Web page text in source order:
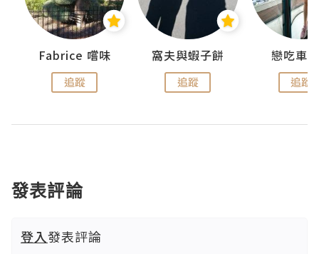
Fabrice 嚐味
追蹤
窩夫與蝦子餅
追蹤
戀吃車
追蹤
發表評論
登入發表評論